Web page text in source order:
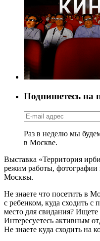
Подпишетесь на
Раз в неделю мы
в Москве.
Выставка «Территория
режим работы,
Москвы.
Не знаете что посетить в
с ребенком, куда сходить
место для свидания?
Интересуетесь активным
Не знаете куда сходить на